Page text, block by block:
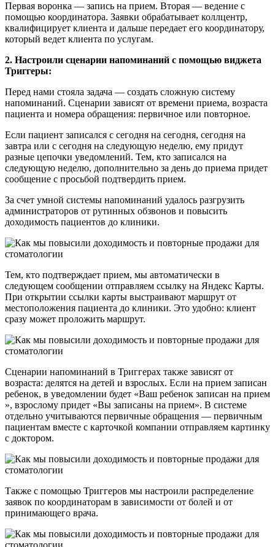
Первая воронка — запись на прием. Вторая — ведение с
помощью координатора. Заявки обрабатывает коллцентр,
квалифицирует клиента и дальше передает его координатору,
который ведет клиента по услугам.
2. Настроили сценарии напоминаний с помощью виджета
Триггеры:
Перед нами стояла задача — создать сложную систему
напоминаний. Сценарии зависят от времени приема, возраста
пациента и номера обращения: первичное или повторное.
Если пациент записался с сегодня на сегодня, сегодня на
завтра или с сегодня на следующую неделю, ему придут
разные цепочки уведомлений. Тем, кто записался на
следующую неделю, дополнительно за день до приема придет
сообщение с просьбой подтвердить прием.
За счет умной системы напоминаний удалось разгрузить
администраторов от рутинных обзвонов и повысить
доходимость пациентов до клиники.
Тем, кто подтверждает прием, мы автоматически в
следующем сообщении отправляем ссылку на Яндекс Карты.
При открытии ссылки карты выстраивают маршрут от
местоположения пациента до клиники. Это удобно: клиент
сразу может проложить маршрут.
Сценарии напоминаний в Триггерах также зависят от
возраста: делятся на детей и взрослых. Если на прием записан
ребенок, в уведомлении будет «Ваш ребенок записан на прием
», взрослому придет «Вы записаны на прием». В системе
отдельно учитываются первичные обращения — первичным
пациентам вместе с карточкой компании отправляем картинку
с доктором.
Также с помощью Триггеров мы настроили распределение
заявок по координаторам в зависимости от болей и от
принимающего врача.